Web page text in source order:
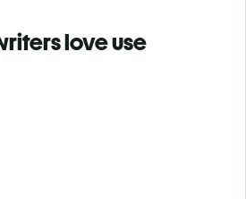
love use